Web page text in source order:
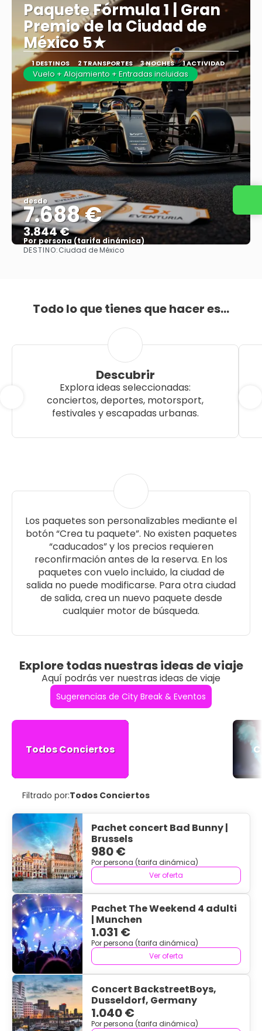
Paquete Fórmula 1 | Gran
Premio de la Ciudad de
México 5★
1 DESTINOS 2 TRANSPORTES 3 NOCHES 1 ACTIVIDAD
Vuelo + Alojamiento + Entradas incluidas
desde
7.688 €
3.844 €
Por persona (tarifa dinámica)
Ver más
DESTINO:Ciudad de México
Todo lo que tienes que hacer es...
Descubrir
Explora ideas seleccionadas:
conciertos, deportes, motorsport,
festivales y escapadas urbanas.
Los paquetes son personalizables mediante el
botón “Crea tu paquete”. No existen paquetes
“caducados” y los precios requieren
reconfirmación antes de la reserva. En los
paquetes con vuelo incluido, la ciudad de
salida no puede modificarse. Para otra ciudad
de salida, crea un nuevo paquete desde
cualquier motor de búsqueda.
Explore todas nuestras ideas de viaje
Aquí podrás ver nuestras ideas de viaje
Sugerencias de City Break & Eventos
Todos Conciertos
Filtrado por:Todos Conciertos
Pachet concert Bad Bunny |
Brussels
980 €
Por persona (tarifa dinámica)
Ver oferta
Pachet The Weekend 4 adulti
| Munchen
1.031 €
Por persona (tarifa dinámica)
Ver oferta
Concert BackstreetBoys,
Dusseldorf, Germany
1.040 €
Por persona (tarifa dinámica)